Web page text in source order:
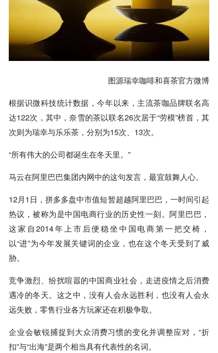
图源瑞幸咖啡和喜茶官方微博
根据识微科技统计数据，今年以来，主流茶咖品牌联名高
达122次，其中，奈雪的茶以联名26次居于“劳模”榜首，其
次则为瑞幸与乐乐茶，分别为15次、13次。
“所有伟大的公司都诞生在冬天里。”
马云在阿里巴巴集团内网中的这句发言，最宜鼓舞人心。
12月1日，拼多多盘中市值短暂超越阿里巴巴，一时间引起
热议，被称为是中国电商行业的历史性一刻。阿里巴巴，
这家自2014年上市后便稳坐中国电商第一把交椅，
以“进”为今年发展关键词的企业，也在这个冬天受到了威
胁。
竞争激烈、纷扰喧嚣的中国商业社会，走进疫情之后消费
遇冷的冬天。这之中，没有人会永远胜利，也没有人会永
远失败，零售行业各方玩家还在积极争取。
企业会敏锐捕捉到大众消费习惯的变化并调整应对，“折
扣”与“出海”是两个相当具有代表性的名词。